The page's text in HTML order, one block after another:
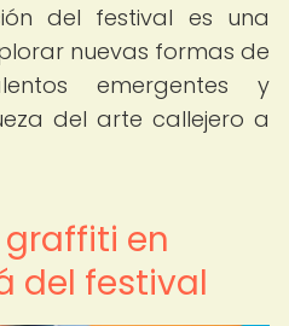
del festival es una
nuevas formas de
emergentes y
del arte callejero a
graffiti en
del festival